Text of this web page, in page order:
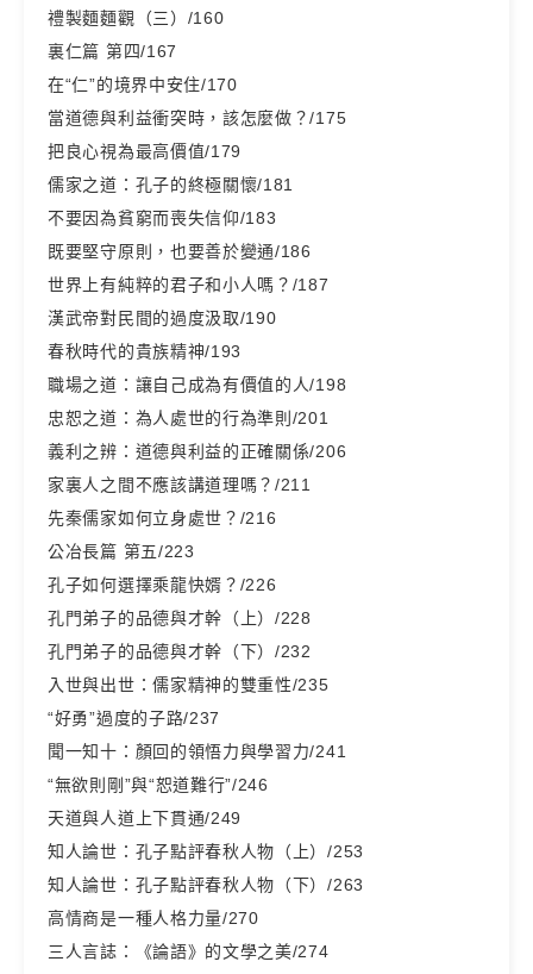
禮製麵麵觀（三）/160
裏仁篇 第四/167
在“仁”的境界中安住/170
當道德與利益衝突時，該怎麼做？/175
把良心視為最高價值/179
儒家之道：孔子的終極關懷/181
不要因為貧窮而喪失信仰/183
既要堅守原則，也要善於變通/186
世界上有純粹的君子和小人嗎？/187
漢武帝對民間的過度汲取/190
春秋時代的貴族精神/193
職場之道：讓自己成為有價值的人/198
忠恕之道：為人處世的行為準則/201
義利之辨：道德與利益的正確關係/206
家裏人之間不應該講道理嗎？/211
先秦儒家如何立身處世？/216
公冶長篇 第五/223
孔子如何選擇乘龍快婿？/226
孔門弟子的品德與才幹（上）/228
孔門弟子的品德與才幹（下）/232
入世與出世：儒家精神的雙重性/235
“好勇”過度的子路/237
聞一知十：顏回的領悟力與學習力/241
“無欲則剛”與“恕道難行”/246
天道與人道上下貫通/249
知人論世：孔子點評春秋人物（上）/253
知人論世：孔子點評春秋人物（下）/263
高情商是一種人格力量/270
三人言誌：《論語》的文學之美/274